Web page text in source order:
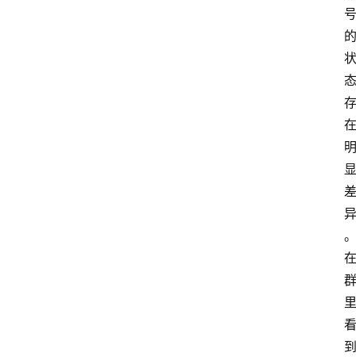
号
的
状
态
存
在
明
显
差
异
。
在
群
里
看
到